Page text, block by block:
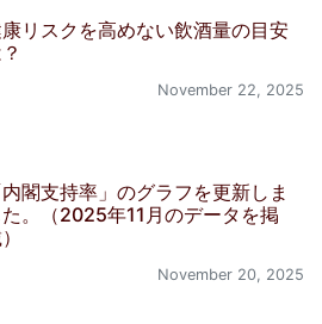
リスクを高めない飲酒量の目安
November 22, 2025
内閣支持率」のグラフを更新しま
た。（2025年11月のデータを掲
November 20, 2025